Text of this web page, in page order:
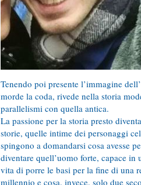
Tenendo poi presente l’immagine
morde la coda, rivede nella storia
parallelismi con quella antica.
La passione per la storia presto
storie, quelle intime dei personaggi
spingono a domandarsi cosa avesse
diventare quell’uomo forte, capace in
vita di porre le basi per la fine di una
millennio e cosa, invece, solo due